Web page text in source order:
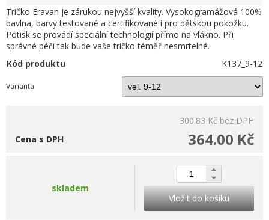
Tričko Eravan je zárukou nejvyšší kvality. Vysokogramážová 100%
bavlna, barvy testované a certifikované i pro dětskou pokožku.
Potisk se provádí speciální technologií přímo na vlákno. Při
správné péči tak bude vaše tričko téměř nesmrtelné.
Kód produktu
K137_9-12
Varianta
300.83 Kč bez DPH
364.00 Kč
Cena s DPH
skladem
Vložit do košíku